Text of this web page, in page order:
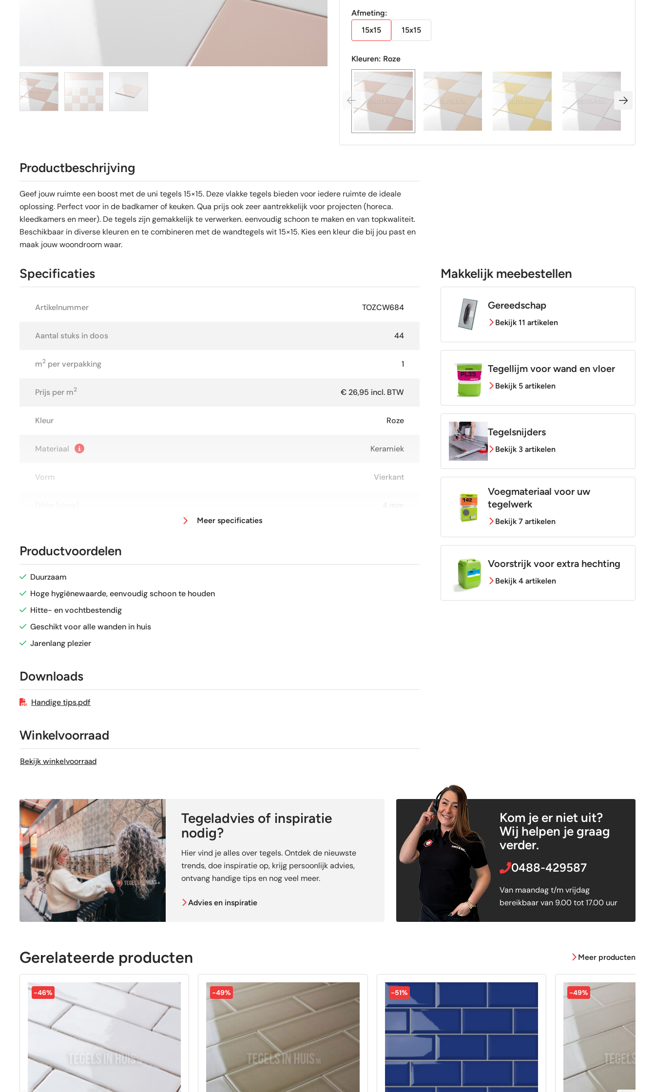
Afmeting:
15x15
15x15
Kleuren: Roze
Productbeschrijving
Geef jouw ruimte een boost met de uni tegels 15×15. Deze vlakke tegels bieden voor iedere ruimte de ideale
oplossing. Perfect voor in de badkamer of keuken. Qua prijs ook zeer aantrekkelijk voor projecten (horeca.
kleedkamers en meer). De tegels zijn gemakkelijk te verwerken. eenvoudig schoon te maken en van topkwaliteit.
Beschikbaar in diverse kleuren en te combineren met de wandtegels wit 15×15. Kies een kleur die bij jou past en
maak jouw woondroom waar.
Specificaties
Artikelnummer TOZCW684
Aantal stuks in doos 44
m2 per verpakking 1
Prijs per m2 € 26,95 incl. BTW
Kleur Roze
Materiaal Keramiek
Vorm Vierkant
Glans / Mat Glans
Gerectificeerd
Sortering
Craquelé
Meer specificaties
Productvoordelen
Duurzaam
Hoge hygiënewaarde, eenvoudig schoon te houden
Hitte- en vochtbestendig
Geschikt voor alle wanden in huis
Jarenlang plezier
Downloads
Handige tips.pdf
Winkelvoorraad
Bekijk winkelvoorraad
Makkelijk meebestellen
Gereedschap
Bekijk 11 artikelen
Tegellijm voor wand en vloer
Bekijk 5 artikelen
Tegelsnijders
Bekijk 3 artikelen
Voegmateriaal voor uw
tegelwerk
Bekijk 7 artikelen
Voorstrijk voor extra hechting
Bekijk 4 artikelen
Tegeladvies of inspiratie
nodig?
Hier vind je alles over tegels. Ontdek de nieuwste
trends, doe inspiratie op, krijg persoonlijk advies,
ontvang handige tips en nog veel meer.
Advies en inspiratie
Kom je er niet uit?
Wij helpen je graag
verder.
0488-429587
Van maandag t/m vrijdag
bereikbaar van 9.00 tot 17.00 uur
Gerelateerde producten Meer producten
-46% -49% -51% -49%